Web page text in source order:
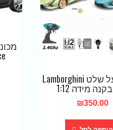
מכונית על שלט Lamborghini
₪350.00